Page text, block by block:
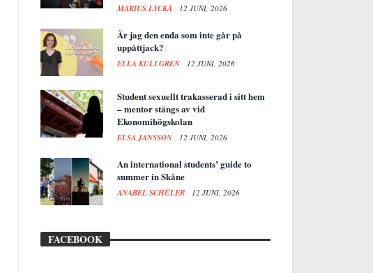
MARIUS LYCKÅ 12 JUNI, 2026
Är jag den enda som inte går på
uppåttjack?
ELLA KULLGREN 12 JUNI, 2026
Student sexuellt trakasserad i sitt hem
– mentor stängs av vid
Ekonomihögskolan
ELSA JANSSON 12 JUNI, 2026
An international students’ guide to
summer in Skåne
ANABEL SCHÜLER 12 JUNI, 2026
FACEBOOK